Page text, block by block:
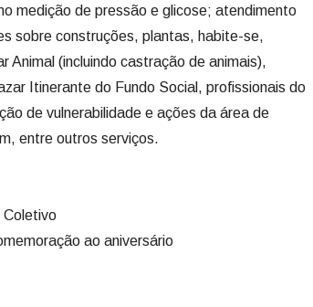
medição de pressão e glicose; atendimento
sobre construções, plantas, habite-se,
Animal (incluindo castração de animais),
Itinerante do Fundo Social, profissionais do
de vulnerabilidade e ações da área de
entre outros serviços.
Coletivo
ao aniversário